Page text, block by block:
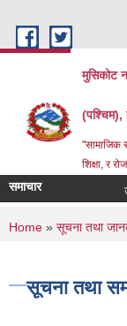
मुसिकोट
(पश्चिम),
"सामाजिक
शिक्षा, र
समाचार
You are
Home » सूचना तथा
सूचना तथा